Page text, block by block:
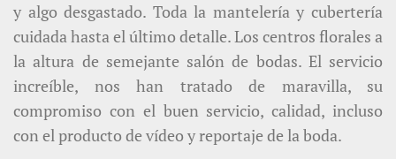
y algo desgastado. Toda la mantelería y cubertería
cuidada hasta el último detalle. Los centros florales a
la altura de semejante salón de bodas. El servicio
increíble, nos han tratado de maravilla, su
compromiso con el buen servicio, calidad, incluso
con el producto de vídeo y reportaje de la boda.